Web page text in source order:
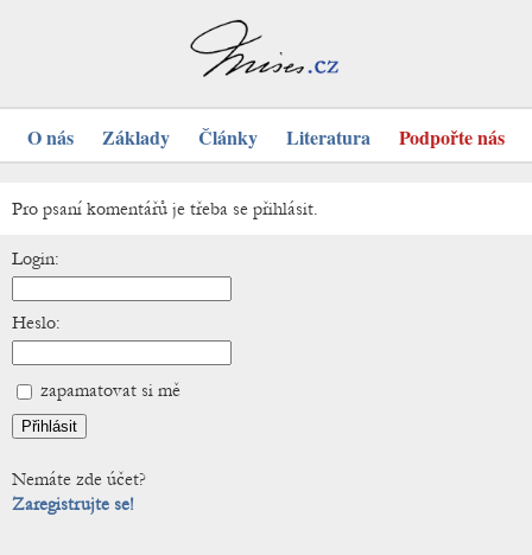
O nás Základy Články Literatura Podpořte nás
Pro psaní komentářů je třeba se přihlásit.
Login:
Heslo:
zapamatovat si mě
Nemáte zde účet?
Zaregistrujte se!